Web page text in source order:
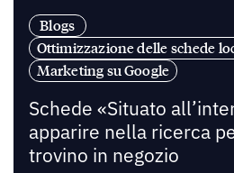
Blogs
Ottimizzazione delle schede
Marketing su Google
Schede «Situato
apparire nella ricerca
trovino in negozio